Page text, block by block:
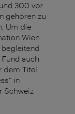
300 vor
gehören zu
Um die
Wien
begleitend
auch
dem Titel
in
Schweiz